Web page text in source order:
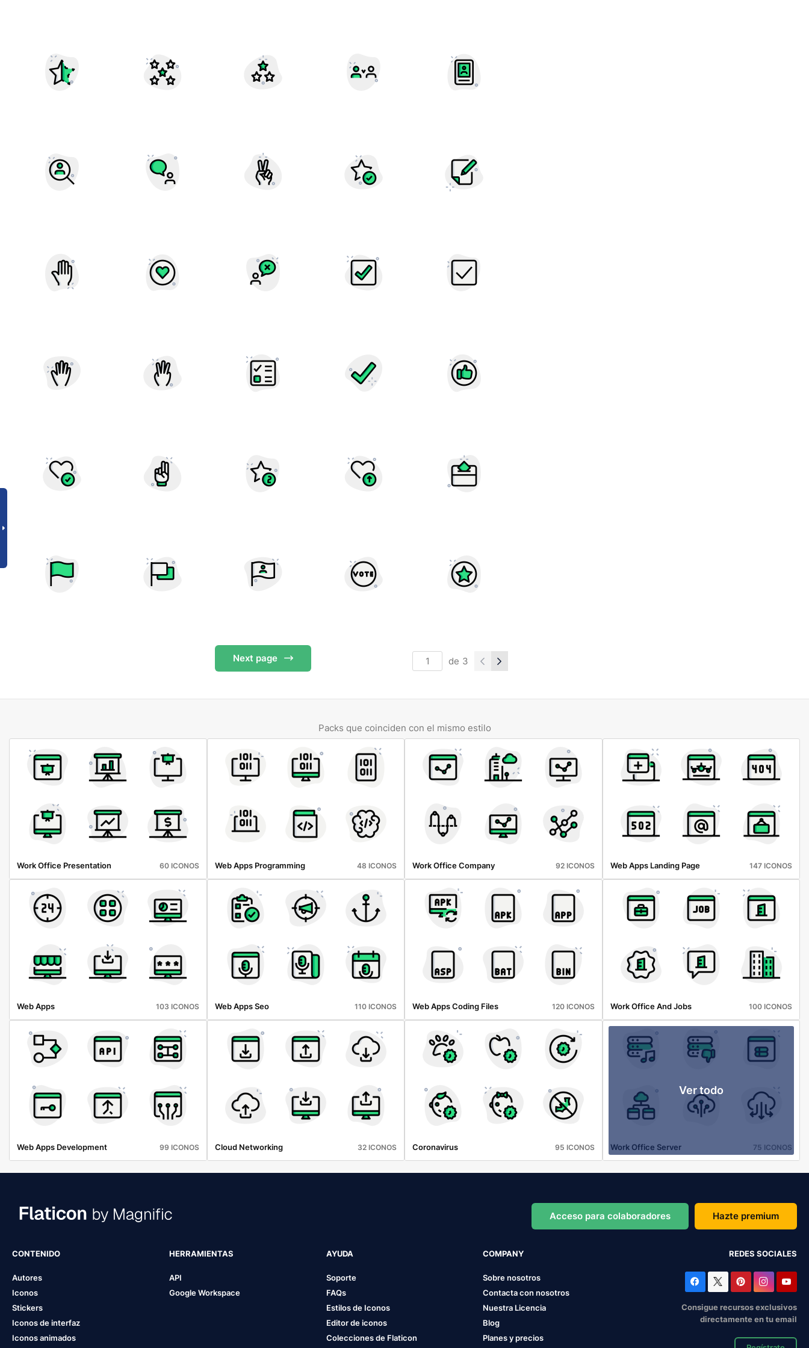
Next page de 3
Packs que coinciden con el mismo estilo
Work Office Presentation 60 ICONOS Web Apps Programming 48 ICONOS Work Office Company 92 ICONOS Web Apps Landing Page 147 ICONOS
Web Apps 103 ICONOS Web Apps Seo 110 ICONOS Web Apps Coding Files 120 ICONOS Work Office And Jobs 100 ICONOS
Web Apps Development 99 ICONOS Cloud Networking 32 ICONOS Coronavirus 95 ICONOS
Ver todo
Work Office Server 75 ICONOS
Acceso para colaboradores Hazte premium
CONTENIDO
Autores
Iconos
Stickers
Iconos de interfaz
Iconos animados
HERRAMIENTAS
API
Google Workspace
AYUDA
Soporte
FAQs
Estilos de Iconos
Editor de iconos
Colecciones de Flaticon
COMPANY
Sobre nosotros
Contacta con nosotros
Nuestra Licencia
Blog
Planes y precios
REDES SOCIALES
Consigue recursos exclusivos
directamente en tu email